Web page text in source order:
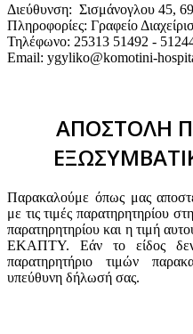
Διεύθυνση: Σισμάνογλου
Πληροφορίες: Γραφείο
Τηλέφωνο: 25313 51492 -
Email: ygyliko@komotini-
ΑΠΟΣΤΟΛΗ
Παρακαλούμε όπως μας
με τις τιμές παρατηρητηρίου
παρατηρητηρίου και η τιμή
ΕΚΑΠΤΥ. Εάν το είδος δεν
παρατηρητήριο τιμών
υπεύθυνη δήλωσή σας.